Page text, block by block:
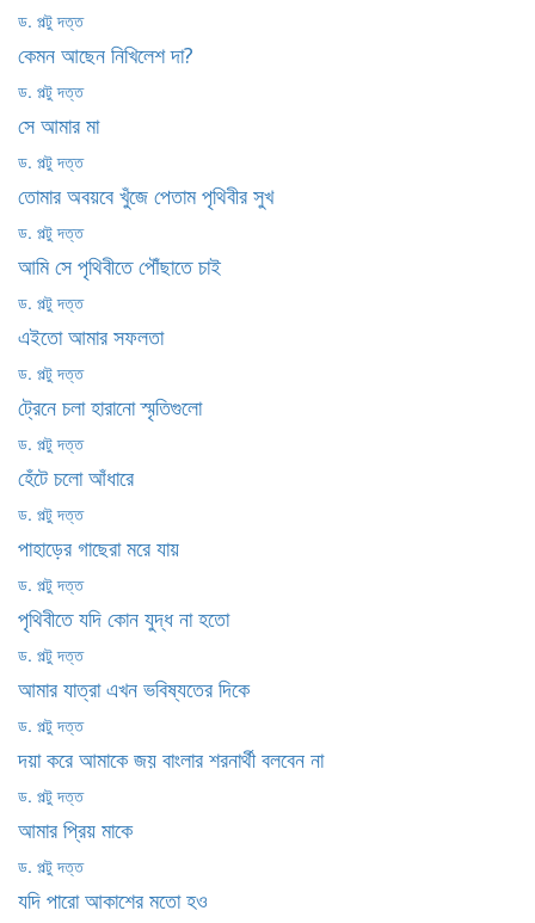
ড. পল্টু দত্ত
কেমন আছেন নিখিলেশ দা?
ড. পল্টু দত্ত
সে আমার মা
ড. পল্টু দত্ত
তোমার অবয়বে খুঁজে পেতাম পৃথিবীর সুখ
ড. পল্টু দত্ত
আমি সে পৃথিবীতে পৌঁছাতে চাই
ড. পল্টু দত্ত
এইতো আমার সফলতা
ড. পল্টু দত্ত
ট্রেনে চলা হারানো স্মৃতিগুলো
ড. পল্টু দত্ত
হেঁটে চলো আঁধারে
ড. পল্টু দত্ত
পাহাড়ের গাছেরা মরে যায়
ড. পল্টু দত্ত
পৃথিবীতে যদি কোন যুদ্ধ না হতো
ড. পল্টু দত্ত
আমার যাত্রা এখন ভবিষ্যতের দিকে
ড. পল্টু দত্ত
দয়া করে আমাকে জয় বাংলার শরনার্থী বলবেন না
ড. পল্টু দত্ত
আমার প্রিয় মাকে
ড. পল্টু দত্ত
যদি পারো আকাশের মতো হও